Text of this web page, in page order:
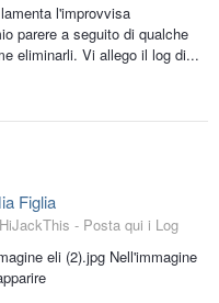
l'improvvisa
parere a seguito di qualche
eliminarli. Vi allego il log di...
Figlia
HiJackThis - Posta qui i Log
eli (2).jpg Nell'immagine